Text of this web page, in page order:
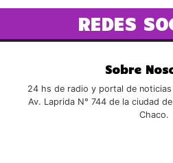
REDES
Sobre
24 hs de radio y portal de
Av. Laprida N° 744 de la ciudad
Chaco.